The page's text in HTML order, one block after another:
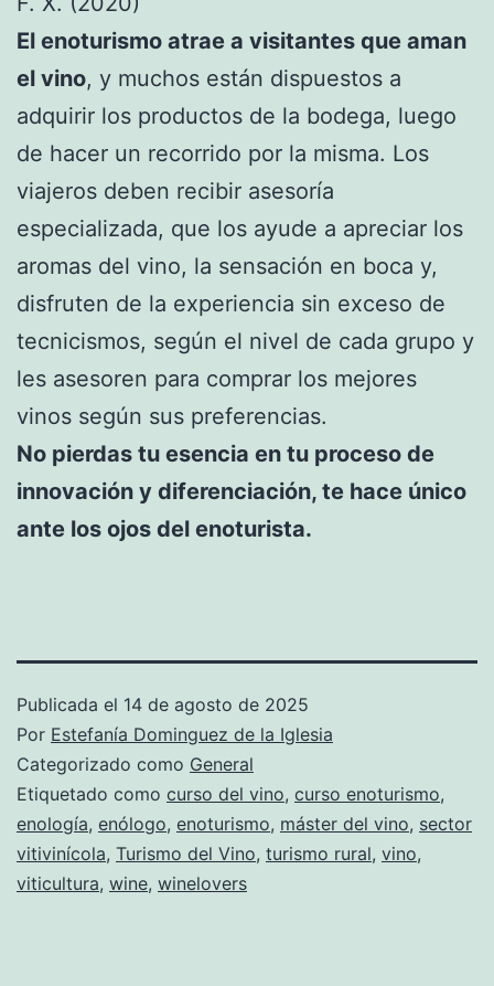
El enoturismo atrae a visitantes que aman
el vino, y muchos están dispuestos a
adquirir los productos de la bodega, luego
de hacer un recorrido por la misma. Los
viajeros deben recibir asesoría
especializada, que los ayude a apreciar los
aromas del vino, la sensación en boca y,
disfruten de la experiencia sin exceso de
tecnicismos, según el nivel de cada grupo y
les asesoren para comprar los mejores
vinos según sus preferencias.
No pierdas tu esencia en tu proceso de
innovación y diferenciación, te hace único
ante los ojos del enoturista.
Publicada el 14 de agosto de 2025
Por Estefanía Dominguez de la Iglesia
Categorizado como General
Etiquetado como curso del vino, curso enoturismo,
enología, enólogo, enoturismo, máster del vino, sector
vitivinícola, Turismo del Vino, turismo rural, vino,
viticultura, wine, winelovers